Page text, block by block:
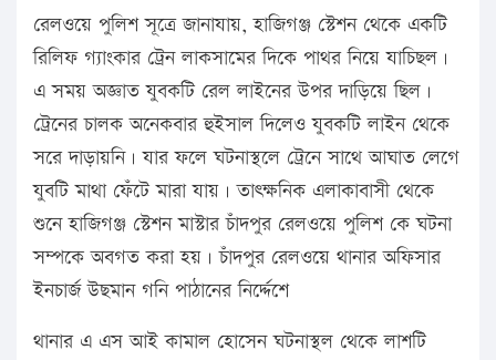
রেলওয়ে পুলিশ সূত্রে জানাযায়, হাজিগঞ্জ স্টেশন থেকে একটি
রিলিফ গ্যাংকার ট্রেন লাকসামের দিকে পাথর নিয়ে যাচিছল।
এ সময় অজ্ঞাত যুবকটি রেল লাইনের উপর দাড়িয়ে ছিল।
ট্রেনের চালক অনেকবার হুইসাল দিলেও যুবকটি লাইন থেকে
সরে দাড়ায়নি। যার ফলে ঘটনাস্থলে ট্রেনে সাথে আঘাত লেগে
যুবটি মাথা ফেঁটে মারা যায়। তাৎক্ষনিক এলাকাবাসী থেকে
শুনে হাজিগঞ্জ স্টেশন মাস্টার চাঁদপুর রেলওয়ে পুলিশ কে ঘটনা
সম্পকে অবগত করা হয়। চাঁদপুর রেলওয়ে থানার অফিসার
ইনচার্জ উছমান গনি পাঠানের নির্দ্দেশে
থানার এ এস আই কামাল হোসেন ঘটনাস্থল থেকে লাশটি